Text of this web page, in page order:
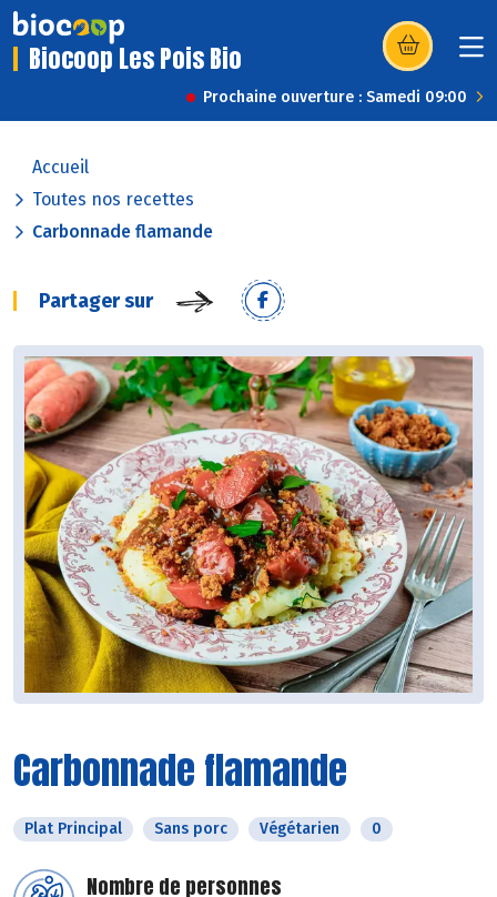
Biocoop Les Pois Bio (s’ouvre dans
Prochaine ouverture : Samedi 09:00
Accueil
Toutes nos recettes
Carbonnade flamande
Partager sur
Carbonnade flamande
Plat Principal Sans porc Végétarien 0
Nombre de personnes